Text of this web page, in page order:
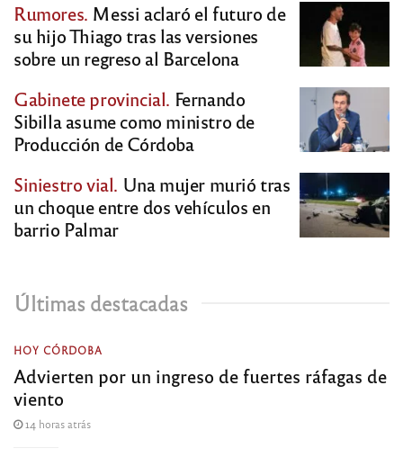
Rumores. Messi aclaró el futuro de
su hijo Thiago tras las versiones
sobre un regreso al Barcelona
Gabinete provincial. Fernando
Sibilla asume como ministro de
Producción de Córdoba
Siniestro vial. Una mujer murió tras
un choque entre dos vehículos en
barrio Palmar
Últimas destacadas
HOY CÓRDOBA
Advierten por un ingreso de fuertes ráfagas de
viento
14 horas atrás